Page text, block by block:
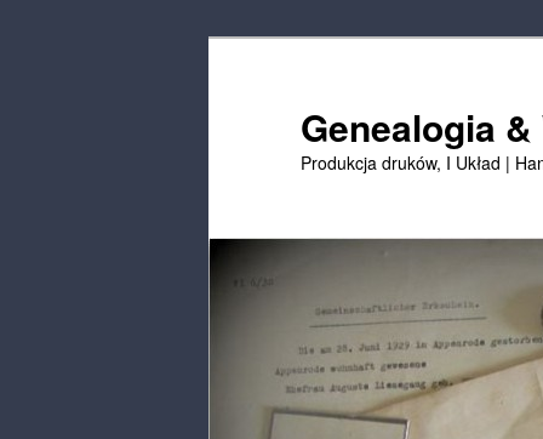
Genealogia
Produkcja druków, I Układ |